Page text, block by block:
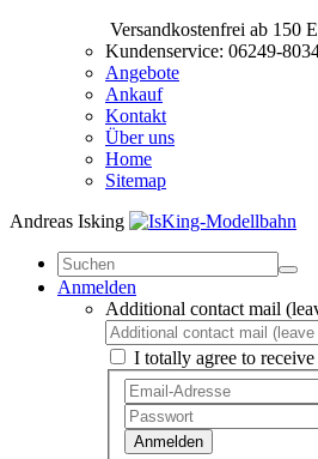
Versandkostenfrei ab 150
Kundenservice: 06249-
Angebote
Ankauf
Kontakt
Über uns
Home
Sitemap
Andreas Isking
Anmelden
Additional contact mail
I totally agree to
Anmelden